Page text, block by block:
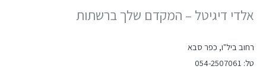
אלדי דיגיטל – המקדם שלך ברשתות
רחוב ביל"ו, כפר סבא
טל: 054-2507061